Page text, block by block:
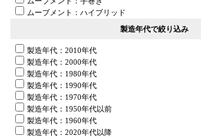
ムーブメント：ハイブリッド
製造年代で絞り込み
製造年代：2010年代
製造年代：2000年代
製造年代：1980年代
製造年代：1990年代
製造年代：1970年代
製造年代：1950年代以前
製造年代：1960年代
製造年代：2020年代以降